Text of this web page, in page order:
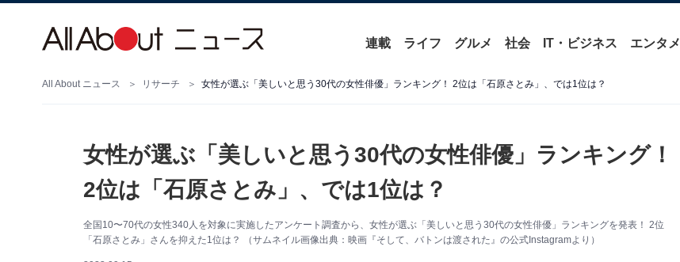
連載 ライフ グルメ 社会 IT・ビジネス エンタメ
All About ニュース リサーチ 女性が選ぶ「美しいと思う30代の女性俳優」ランキング！ 2位は「石原さとみ」、では1位は？
女性が選ぶ「美しいと思う30代の女性俳優」ランキング！
2位は「石原さとみ」、では1位は？
全国10〜70代の女性340人を対象に実施したアンケート調査から、女性が選ぶ「美しいと思う30代の女性俳優」ランキングを発表！ 2位
「石原さとみ」さんを抑えた1位は？ （サムネイル画像出典：映画『そして、バトンは渡された』の公式Instagramより）